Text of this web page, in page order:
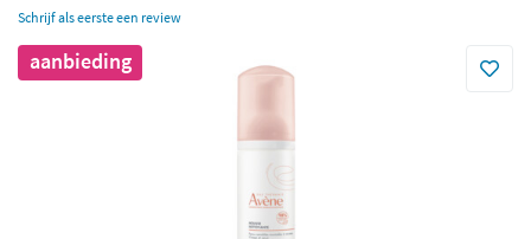
Schrijf als eerste een review
aanbieding